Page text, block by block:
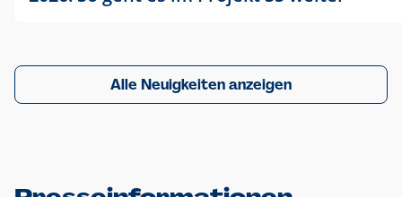
Alle Neuigkeiten anzeigen